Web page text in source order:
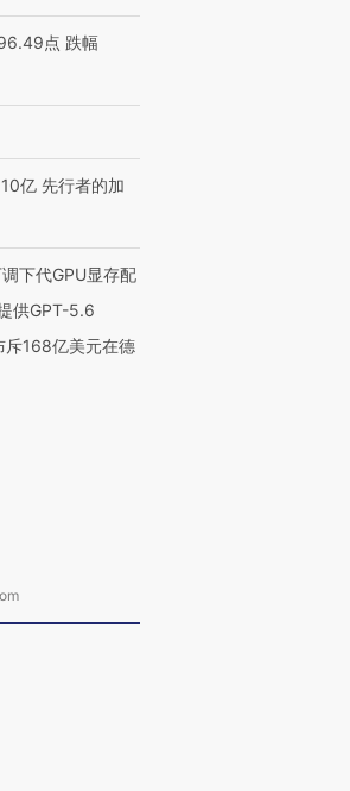
点 跌幅
亿 先行者的加
下代GPU显存配
供GPT-5.6
斥168亿美元在德